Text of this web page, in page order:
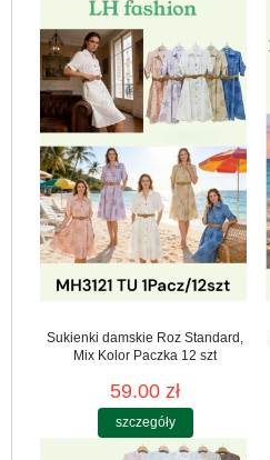
Sukienki damskie Roz Standard,
Mix Kolor Paczka 12 szt
59.00 zł
szczegóły